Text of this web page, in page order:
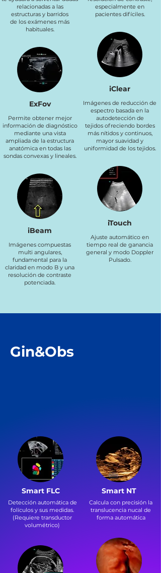
relacionadas a las
estructuras y barridos
de los exámenes más
habituales.
ExFov
Permite obtener mejor
información de diagnóstico
mediante una vista
ampliada de la estructura
anatómica en todas las
sondas convexas y lineales.
iBeam
Imágenes compuestas
multi angulares,
fundamental para la
claridad en modo B y una
resolución de contraste
potenciada.
especialmente en
pacientes difíciles.
iClear
Imágenes de reducción de
espectro basada en la
autodetección de
tejidos ofreciendo bordes
más nítidos y continuos,
mayor suavidad y
uniformidad de los tejidos.
iTouch
Ajuste automático en
tiempo real de ganancia
general y modo Doppler
Pulsado.
Gin&Obs
Smart FLC
Detección automática de
folículos y sus medidas.
(Requiere transductor
volumétrico)
Smart NT
Calcula con precisión la
translucencia nucal de
forma automática